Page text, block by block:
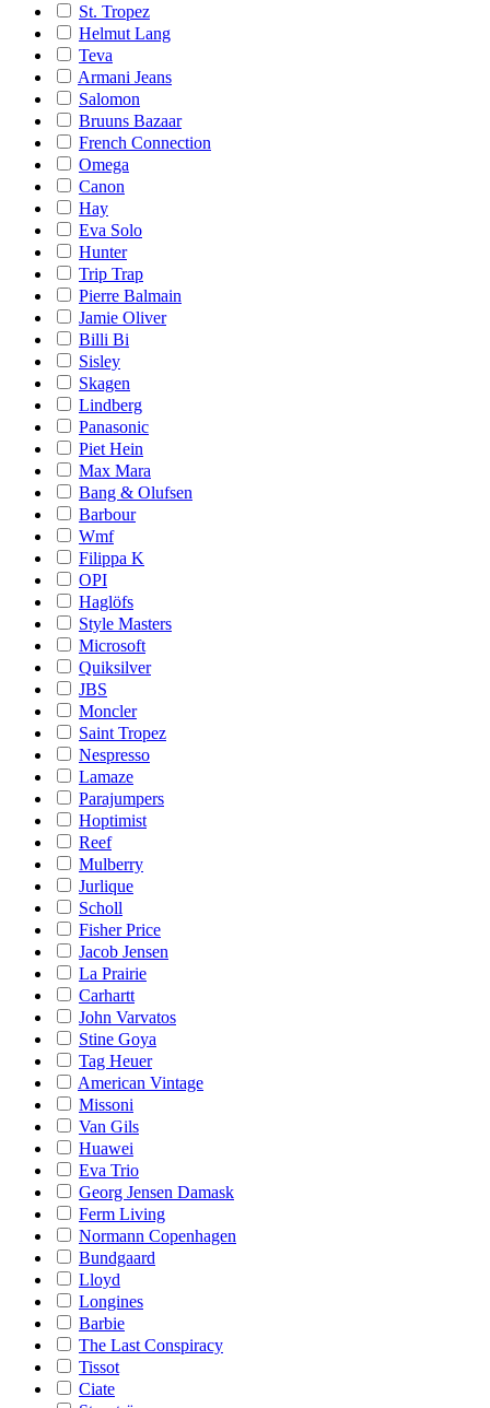
St. Tropez
Helmut Lang
Teva
Armani Jeans
Salomon
Bruuns Bazaar
French Connection
Omega
Canon
Hay
Eva Solo
Hunter
Trip Trap
Pierre Balmain
Jamie Oliver
Billi Bi
Sisley
Skagen
Lindberg
Panasonic
Piet Hein
Max Mara
Bang & Olufsen
Barbour
Wmf
Filippa K
OPI
Haglöfs
Style Masters
Microsoft
Quiksilver
JBS
Moncler
Saint Tropez
Nespresso
Lamaze
Parajumpers
Hoptimist
Reef
Mulberry
Jurlique
Scholl
Fisher Price
Jacob Jensen
La Prairie
Carhartt
John Varvatos
Stine Goya
Tag Heuer
American Vintage
Missoni
Van Gils
Huawei
Eva Trio
Georg Jensen Damask
Ferm Living
Normann Copenhagen
Bundgaard
Lloyd
Longines
Barbie
The Last Conspiracy
Tissot
Ciate